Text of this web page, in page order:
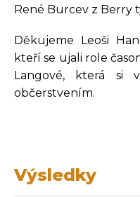
René Burcev z Berry
Děkujeme Leoši
kteří se ujali role
Langové, která si
občerstvením.
Výsledky